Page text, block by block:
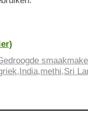
,India,methi,Sri